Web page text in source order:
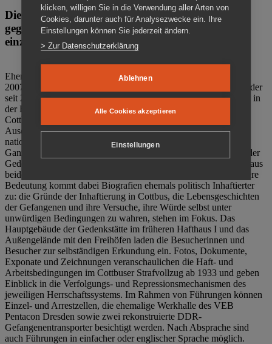
Die Gedenkstätte Zuchthaus Cottbus ist ein Ort
gegen das Vergessen. Anschaulich, nah und
einzigartig.
Ehemalige politische Häftlinge der DDR gründeten im Oktober
2007 den Verein Menschenrechtszentrum Cottbus e. V. (MRZ), der
seit 2011 Eigentümer des ehemaligen Gefängnisses (1860-2002) in
der Bautzener Straße und Träger der Gedenkstätte Zuchthaus
Cottbus ist. Im Zentrum der Arbeit der Gedenkstätte steht die
Auseinandersetzung mit politischem Unrecht während der
nationalsozialistischen Terrorherrschaft und der SED-Diktatur.
Ganzjährig zeigen mehrere Dauer- und Sonderausstellungen in der
Gedenkstätte Zuchthaus Cottbus Beispiele politischen Unrechts aus
beiden deutschen Diktaturen des 20. Jahrhunderts. Eine besondere
Bedeutung kommt dabei Biografien ehemals politisch Inhaftierter
zu: die Gründe der Inhaftierung in Cottbus, die Lebensgeschichten
der Gefangenen und ihre Versuche, ihre Würde selbst unter
unwürdigen Bedingungen zu wahren, stehen im Fokus. Das
Hauptgebäude der Gedenkstätte im früheren Hafthaus I und das
Außengelände mit den Freihöfen laden die Besucherinnen und
Besucher zur selbständigen Erkundung ein. Fotos, Dokumente,
Exponate und Zeichnungen veranschaulichen die Haft- und
Arbeitsbedingungen im Cottbuser Strafvollzug ab 1933 und geben
Einblick in die Verfolgungs- und Repressionsmechanismen des
jeweiligen Herrschaftssystems. Im Rahmen von Führungen können
Einzel- und Arrestzellen, die ehemalige Werkhalle des VEB
Pentacon Dresden sowie zwei rekonstruierte DDR-
Gefangenentransporter besichtigt werden. Nach Absprache sind
auch Führungen in einfacher oder englischer Sprache möglich.
klicken, willigen Sie in die Verwendung aller Arten von
Cookies, darunter auch für Analysezwecke ein. Ihre
Einstellungen können Sie jederzeit ändern.
> Zur Datenschutzerklärung
Ablehnen
Alle Cookies akzeptieren
Einstellungen